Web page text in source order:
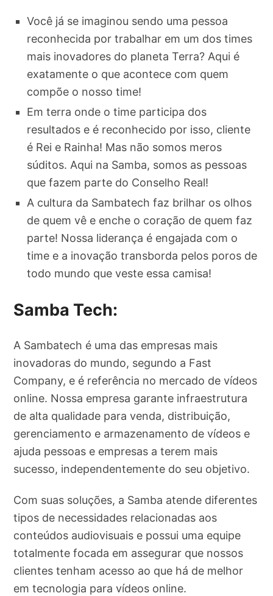
Você já se imaginou sendo uma pessoa
reconhecida por trabalhar em um dos times
mais inovadores do planeta Terra? Aqui é
exatamente o que acontece com quem
compõe o nosso time!
Em terra onde o time participa dos
resultados e é reconhecido por isso, cliente
é Rei e Rainha! Mas não somos meros
súditos. Aqui na Samba, somos as pessoas
que fazem parte do Conselho Real!
A cultura da Sambatech faz brilhar os olhos
de quem vê e enche o coração de quem faz
parte! Nossa liderança é engajada com o
time e a inovação transborda pelos poros de
todo mundo que veste essa camisa!
Samba Tech:
A Sambatech é uma das empresas mais
inovadoras do mundo, segundo a Fast
Company, e é referência no mercado de vídeos
online. Nossa empresa garante infraestrutura
de alta qualidade para venda, distribuição,
gerenciamento e armazenamento de vídeos e
ajuda pessoas e empresas a terem mais
sucesso, independentemente do seu objetivo.
Com suas soluções, a Samba atende diferentes
tipos de necessidades relacionadas aos
conteúdos audiovisuais e possui uma equipe
totalmente focada em assegurar que nossos
clientes tenham acesso ao que há de melhor
em tecnologia para vídeos online.